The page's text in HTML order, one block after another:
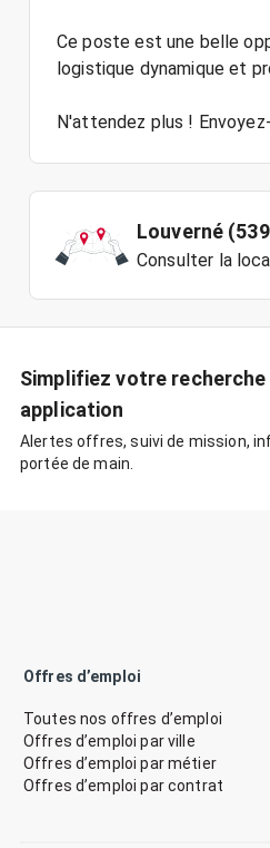
Ce poste est une belle
logistique dynamique et
Louverné
Consulter la
Simplifiez votre
application
Alertes offres, suivi de mission,
portée de main.
Offres d’emploi
Toutes nos offres d’emploi
Offres d’emploi par ville
Offres d’emploi par métier
Offres d’emploi par contrat